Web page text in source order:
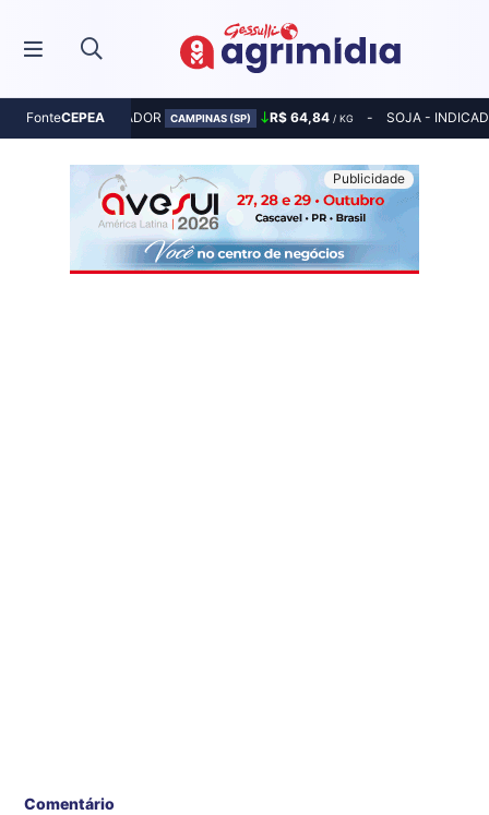
FonteCEPEA
MILHO - INDICADOR CAMPINAS (SP) R$ 64,84 / KG SOJA -
Comentário